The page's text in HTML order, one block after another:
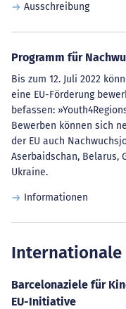
Ausschreibung
Programm für
Bis zum 12. Juli 2022
eine EU-Förderung
befassen:
Bewerben können sich
der EU auch
Aserbaidschan, Belarus,
Ukraine.
Informationen
Internationale
Barcelonaziele für
EU-Initiative